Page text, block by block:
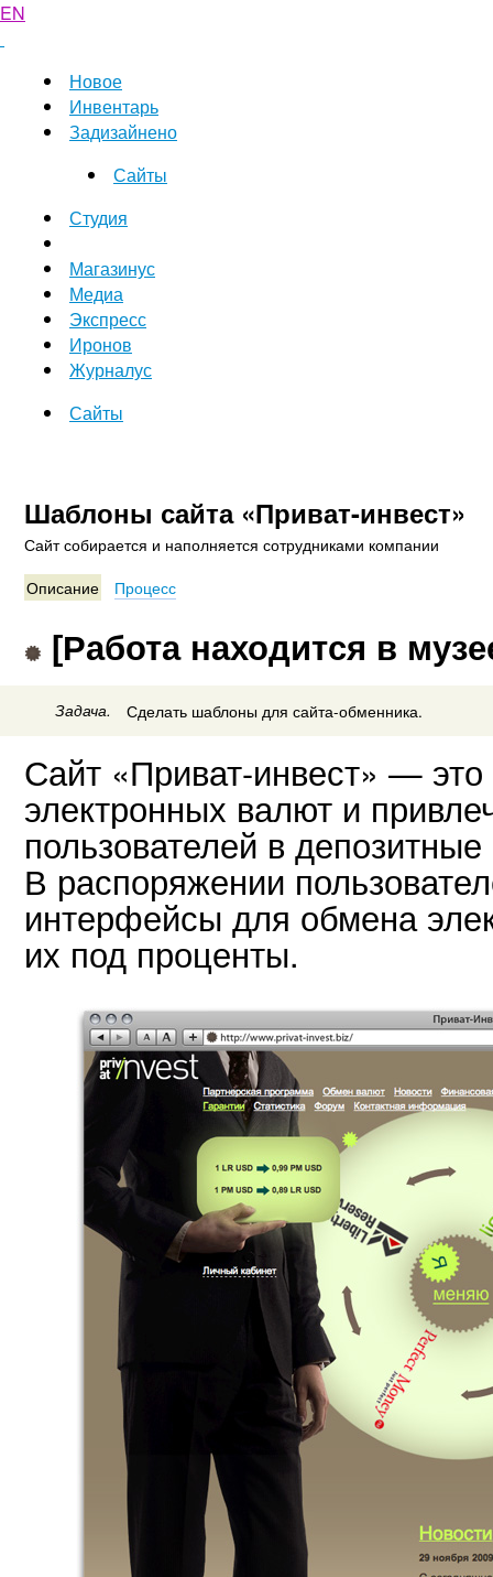
EN
Новое
Инвентарь
Задизайнено
Сайты
Студия
Магазинус
Медиа
Экспресс
Иронов
Журналус
Сайты
Шаблоны сайта «Приват-инвест»
Сайт собирается и наполняется сотрудниками компании
Описание
Процесс
[Работа находится в
Задача. Сделать шаблоны для сайта-обменника.
Сайт «Приват-инвест» —
электронных валют и
пользователей в
В распоряжении
интерфейсы для обмена
их под проценты.